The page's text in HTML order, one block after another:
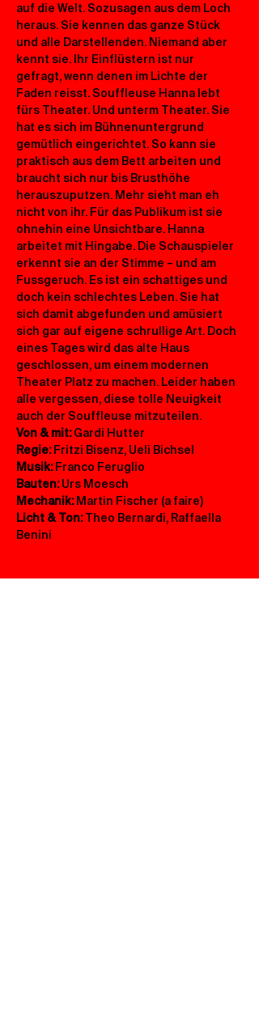
auf die Welt. Sozusagen aus dem Loch
heraus. Sie kennen das ganze Stück
und alle Darstellenden. Niemand aber
kennt sie. Ihr Einflüstern ist nur
gefragt, wenn denen im Lichte der
Faden reisst. Souffleuse Hanna lebt
fürs Theater. Und unterm Theater. Sie
hat es sich im Bühnenuntergrund
gemütlich eingerichtet. So kann sie
praktisch aus dem Bett arbeiten und
braucht sich nur bis Brusthöhe
herauszuputzen. Mehr sieht man eh
nicht von ihr. Für das Publikum ist sie
ohnehin eine Unsichtbare. Hanna
arbeitet mit Hingabe. Die Schauspieler
erkennt sie an der Stimme – und am
Fussgeruch. Es ist ein schattiges und
doch kein schlechtes Leben. Sie hat
sich damit abgefunden und amüsiert
sich gar auf eigene schrullige Art. Doch
eines Tages wird das alte Haus
geschlossen, um einem modernen
Theater Platz zu machen. Leider haben
alle vergessen, diese tolle Neuigkeit
auch der Souffleuse mitzuteilen.
Von & mit: Gardi Hutter
Regie: Fritzi Bisenz, Ueli Bichsel
Musik: Franco Feruglio
Bauten: Urs Moesch
Mechanik: Martin Fischer (a faire)
Licht & Ton: Theo Bernardi, Raffaella
Benini